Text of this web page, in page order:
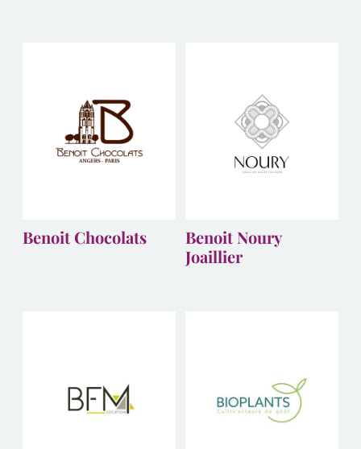
Benoit Chocolats
Benoit Noury
Joaillier